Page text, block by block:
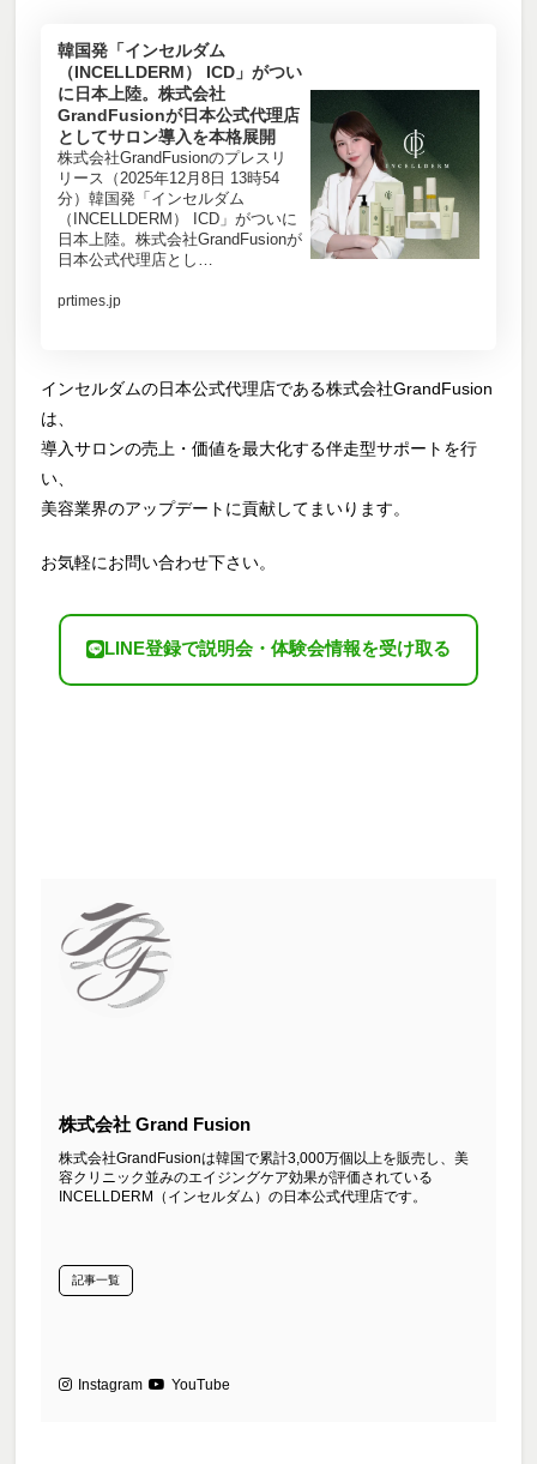
韓国発「インセルダム
（INCELLDERM） ICD」がつい
に日本上陸。株式会社
GrandFusionが日本公式代理店
としてサロン導入を本格展開
株式会社GrandFusionのプレスリ
リース（2025年12月8日 13時54
分）韓国発「インセルダム
（INCELLDERM） ICD」がついに
日本上陸。株式会社GrandFusionが
日本公式代理店とし…
prtimes.jp
インセルダムの日本公式代理店である株式会社GrandFusion
は、
導入サロンの売上・価値を最大化する伴走型サポートを行
い、
美容業界のアップデートに貢献してまいります。
お気軽にお問い合わせ下さい。
LINE登録で説明会・体験会情報を受け取る
株式会社 Grand Fusion
株式会社GrandFusionは韓国で累計3,000万個以上を販売し、美
容クリニック並みのエイジングケア効果が評価されている
INCELLDERM（インセルダム）の日本公式代理店です。
記事一覧
Instagram YouTube